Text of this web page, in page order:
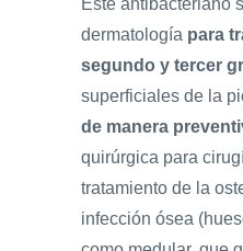
dermatología para
segundo y tercer
superficiales de la
de manera
quirúrgica para
tratamiento de la
infección ósea